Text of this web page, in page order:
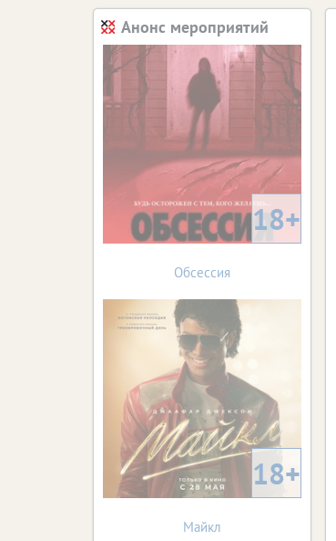
Анонс мероприятий
18+
Обсессия
18+
Майкл